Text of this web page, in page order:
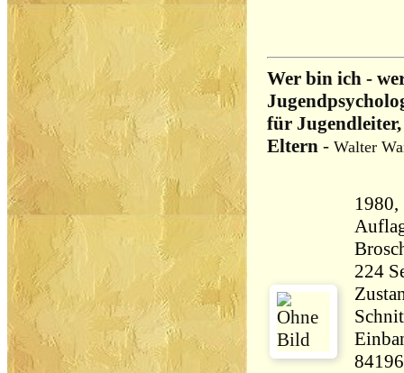
Wer bin ich -
für Jugendleiter,
Eltern - Walter
84196